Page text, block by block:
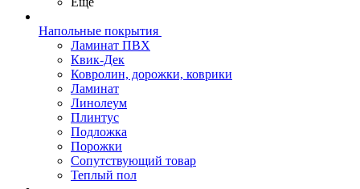
Напольные покрытия
Ламинат ПВХ
Квик-Дек
Ковролин, дорожки, коврики
Ламинат
Линолеум
Плинтус
Подложка
Порожки
Сопутствующий товар
Теплый пол